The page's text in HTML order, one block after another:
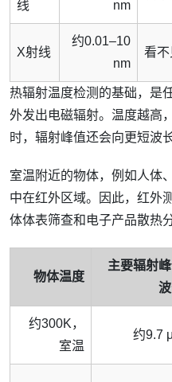
线
nm
X射线
约0.01–10
nm
看不
热辐射温度检测的基础，是
外发出电磁辐射。温度越高
时，辐射峰值还会向更短波
室温附近的物体，例如人体
中在红外区域。因此，红外
体体表筛查和电子产品散热
物体温度
主要辐射
约300K，
室温
约9.7